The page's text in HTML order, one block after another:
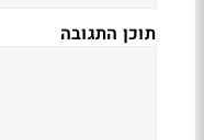
תוכן התגובה